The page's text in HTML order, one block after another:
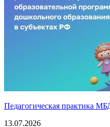
Педагогическая практика
13.07.2026